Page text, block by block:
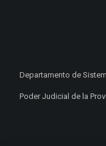
Departamento de
Poder Judicial de la